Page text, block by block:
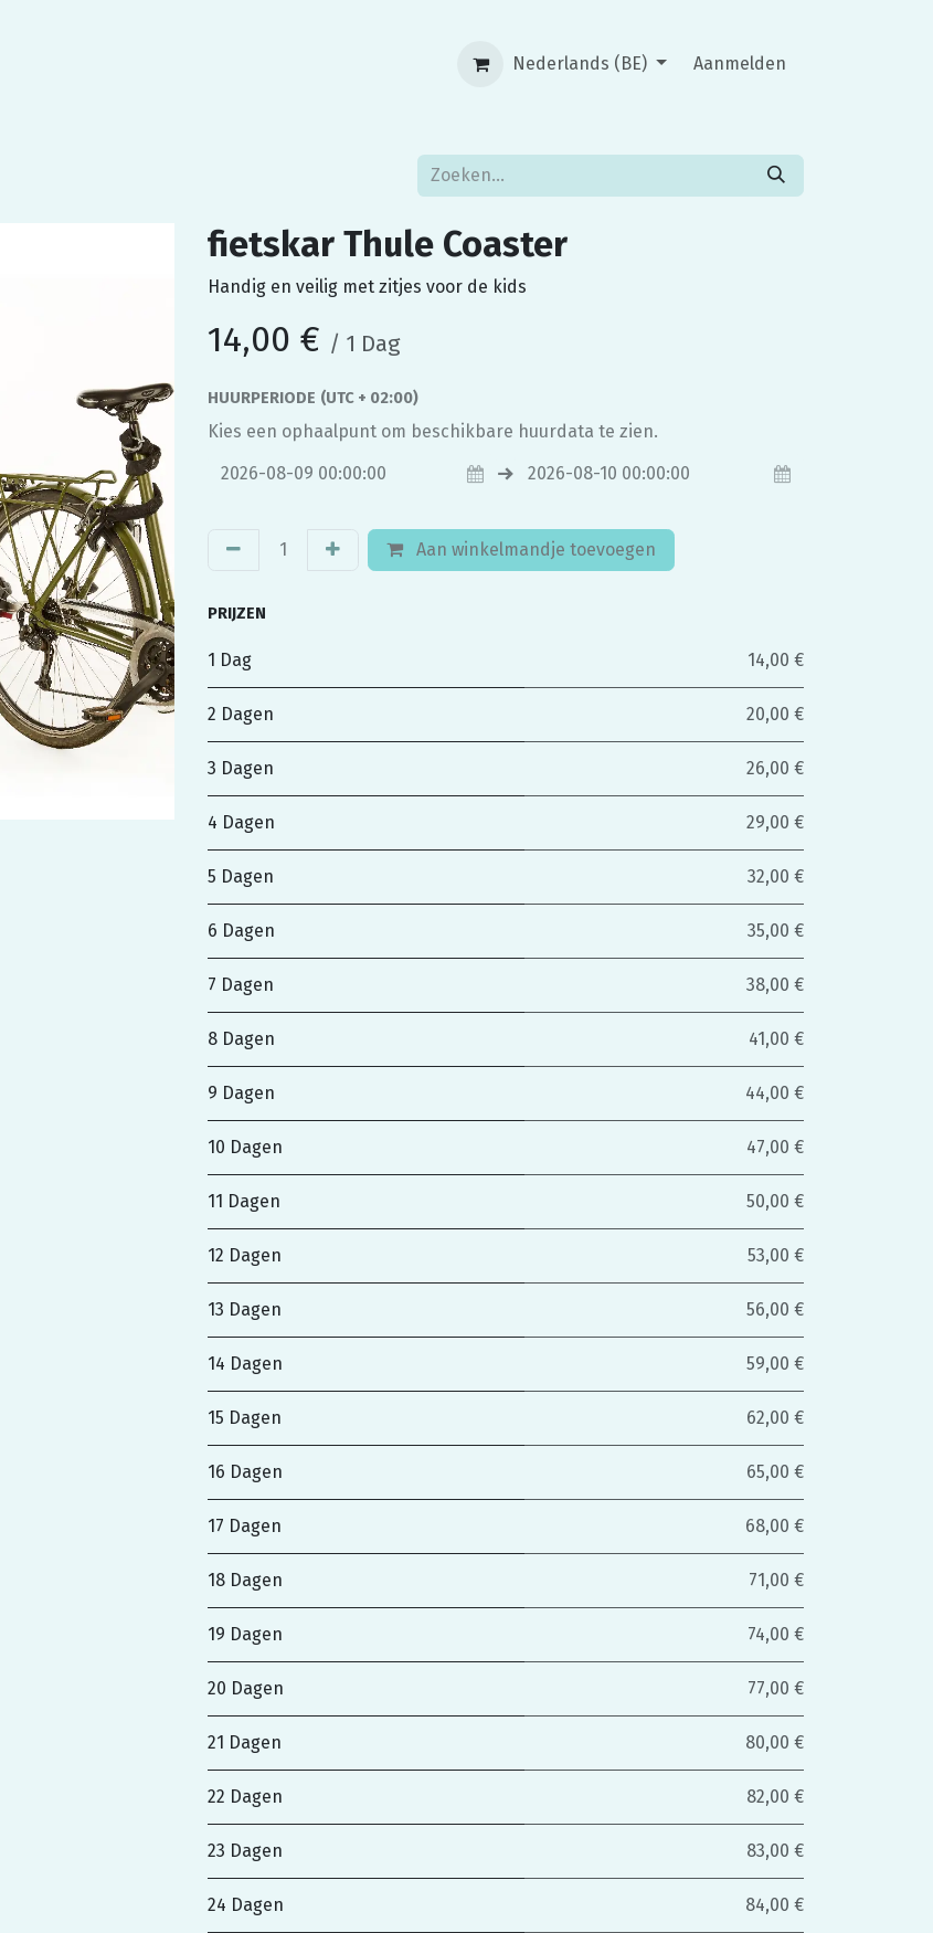
Nederlands (BE) Aanmelden
fietskar Thule Coaster
Handig en veilig met zitjes voor de kids
14,00 € / 1 Dag
HUURPERIODE (UTC + 02:00)
Kies een ophaalpunt om beschikbare huurdata te zien.
Aan winkelmandje toevoegen
PRIJZEN
1 Dag 14,00 €
2 Dagen 20,00 €
3 Dagen 26,00 €
4 Dagen 29,00 €
5 Dagen 32,00 €
6 Dagen 35,00 €
7 Dagen 38,00 €
8 Dagen 41,00 €
9 Dagen 44,00 €
10 Dagen 47,00 €
11 Dagen 50,00 €
12 Dagen 53,00 €
13 Dagen 56,00 €
14 Dagen 59,00 €
15 Dagen 62,00 €
16 Dagen 65,00 €
17 Dagen 68,00 €
18 Dagen 71,00 €
19 Dagen 74,00 €
20 Dagen 77,00 €
21 Dagen 80,00 €
22 Dagen 82,00 €
23 Dagen 83,00 €
24 Dagen 84,00 €